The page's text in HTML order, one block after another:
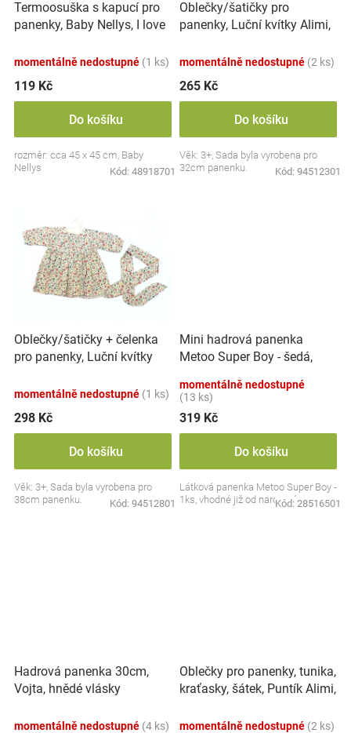
Značky
Blog
Hračkářství
Přihlášení
d
u
t
ů
Termoosuška s kapucí pro
panenky, Baby Nellys, I love
momentálně nedostupné (1 ks)
119 Kč
Do košíku
rozměr: cca 45 x 45 cm, Baby
Nellys
Kód: 48918701
Oblečky/šatičky pro
panenky, Luční kvítky Alimi,
momentálně nedostupné (2 ks)
265 Kč
Do košíku
Věk: 3+, Sada byla vyrobena pro
32cm panenku.
Kód: 94512301
Oblečky/šatičky + čelenka
pro panenky, Luční kvítky
momentálně nedostupné (1 ks)
298 Kč
Do košíku
Věk: 3+, Sada byla vyrobena pro
38cm panenku.
Kód: 94512801
Mini hadrová panenka
Metoo Super Boy - šedá,
momentálně nedostupné
(13 ks)
319 Kč
Do košíku
Látková panenka Metoo Super Boy -
1ks, vhodné již od narození
Kód: 28516501
Hadrová panenka 30cm,
Vojta, hnědé vlásky
momentálně nedostupné (4 ks)
Oblečky pro panenky, tunika,
kraťasky, šátek, Puntík Alimi,
momentálně nedostupné (2 ks)